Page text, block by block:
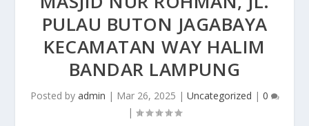
PULAU BUTON JAGABAYA
KECAMATAN WAY HALIM
BANDAR LAMPUNG
Posted by admin | Mar 26, 2025 | Uncategorized | 0
|